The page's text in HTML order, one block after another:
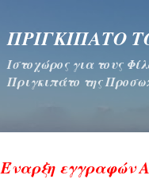
ΠΡΙΓΚΙΠΑΤΟ
Ιστοχώρος για τους
Πριγκιπάτο της
Έναρξη εγγραφών